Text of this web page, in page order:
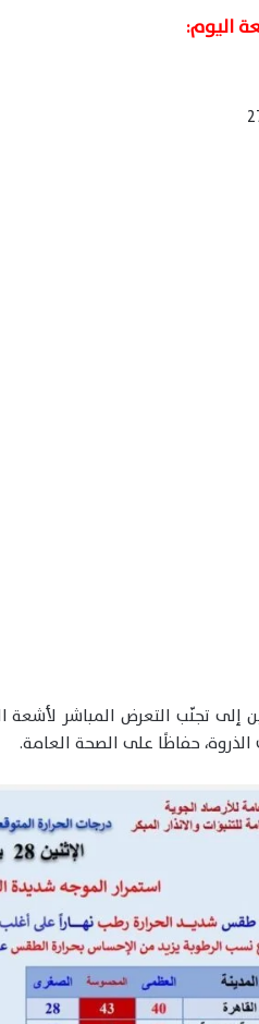
اليوم:
إلى تجنّب التعرض المباشر
حفاظًا على الصحة العامة.